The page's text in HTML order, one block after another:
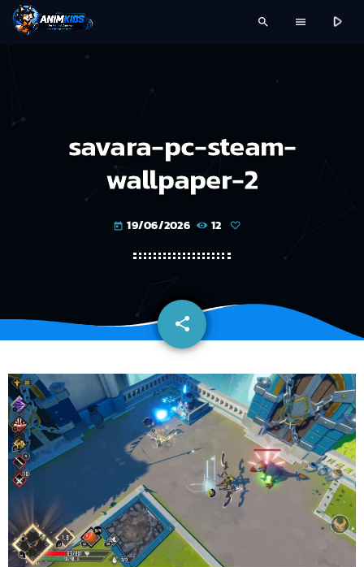
search menu play_arrow
savara-pc-steam-
wallpaper-2
today 19/06/2026 12
share
email